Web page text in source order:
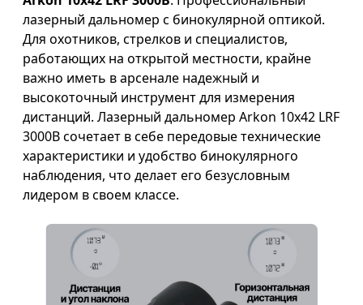
лазерный дальномер с бинокулярной оптикой.
Для охотников, стрелков и специалистов,
работающих на открытой местности, крайне
важно иметь в арсенале надежный и
высокоточный инструмент для измерения
дистанций. Лазерный дальномер Arkon 10x42 LRF
3000B сочетает в себе передовые технические
характеристики и удобство бинокулярного
наблюдения, что делает его безусловным
лидером в своем классе.